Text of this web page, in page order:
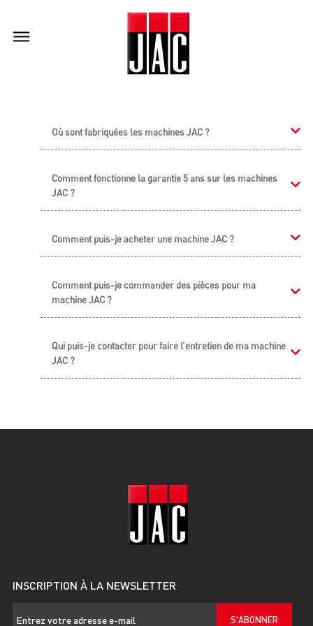
Où sont fabriquées les machines JAC ?
Comment fonctionne la garantie 5 ans sur les machines
JAC ?
Comment puis-je acheter une machine JAC ?
Comment puis-je commander des pièces pour ma
machine JAC ?
Qui puis-je contacter pour faire l’entretien de ma machine
JAC ?
INSCRIPTION À LA NEWSLETTER
S'ABONNER